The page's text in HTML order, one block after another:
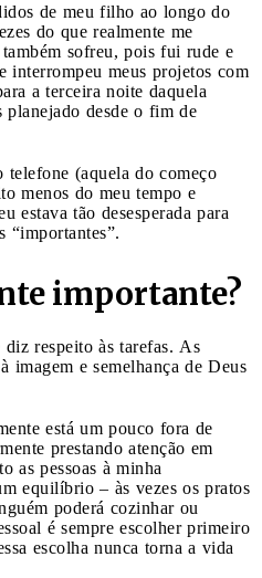
de meu filho ao longo do
do que realmente me
sofreu, pois fui rude e
interrompeu meus projetos com
a terceira noite daquela
planejado desde o fim de
telefone (aquela do começo
menos do meu tempo e
estava tão desesperada para
“importantes”.
importante?
respeito às tarefas. As
imagem e semelhança de Deus
está um pouco fora de
prestando atenção em
as pessoas à minha
equilíbrio – às vezes os pratos
poderá cozinhar ou
é sempre escolher primeiro
escolha nunca torna a vida